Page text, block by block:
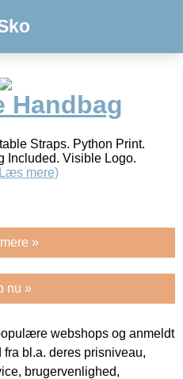
Handbag
Straps. Python Print.
Included. Visible Logo.
mere)
»
nu »
webshops og anmeldt
bl.a. deres prisniveau,
brugervenlighed,